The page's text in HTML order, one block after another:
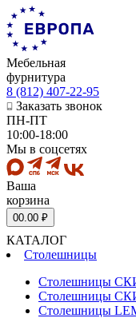
Мебельная
фурнитура
8 (812) 407-22-95
Заказать звонок
ПН-ПТ
10:00-18:00
Мы в соцсетях
Ваша
корзина
00.00 ₽
КАТАЛОГ
Столешницы
Столешницы
Столешницы
Столешницы